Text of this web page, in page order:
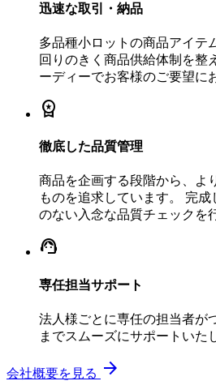
迅速な取引・納品
多品種小ロットの商品アイテ
回りのきく商品供給体制を整
ーディーでお客様のご要望に
workspace_premium
徹底した品質管理
商品を企画する段階から、よ
ものを追求しています。 完
のない入念な品質チェックを
support_agent
専任担当サポート
法人様ごとに専任の担当者が
までスムーズにサポートいた
会社概要を見る arrow_forward